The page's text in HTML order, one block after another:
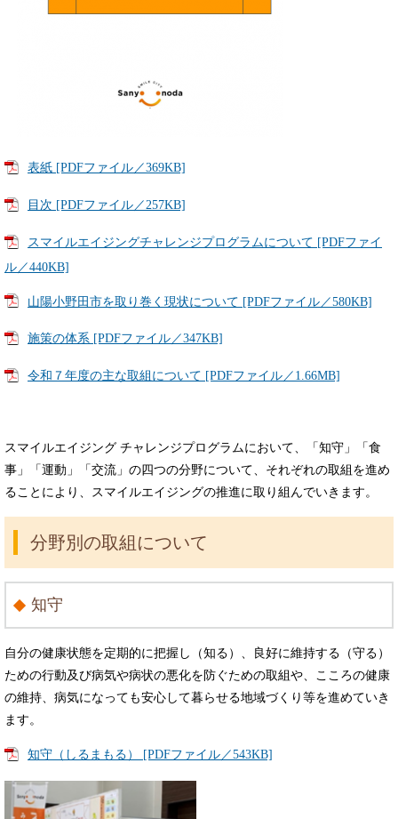
表紙 [PDFファイル／369KB]
目次 [PDFファイル／257KB]
スマイルエイジングチャレンジプログラムについて [PDFファイ
ル／440KB]
山陽小野田市を取り巻く現状について [PDFファイル／580KB]
施策の体系 [PDFファイル／347KB]
令和７年度の主な取組について [PDFファイル／1.66MB]
スマイルエイジング チャレンジプログラムにおいて、「知守」「食
事」「運動」「交流」の四つの分野について、それぞれの取組を進め
ることにより、スマイルエイジングの推進に取り組んでいきます。
分野別の取組について
知守
自分の健康状態を定期的に把握し（知る）、良好に維持する（守る）
ための行動及び病気や病状の悪化を防ぐための取組や、こころの健康
の維持、病気になっても安心して暮らせる地域づくり等を進めていき
ます。
知守（しるまもる） [PDFファイル／543KB]